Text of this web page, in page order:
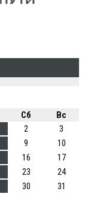
Сб
Вс
2
3
9
10
16
17
23
24
30
31